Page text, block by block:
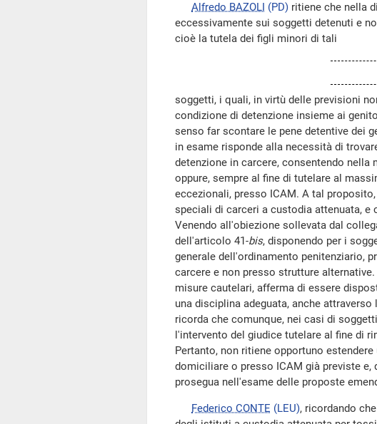
Alfredo BAZOLI (PD) ritiene che nella
eccessivamente sui soggetti detenuti e
cioè la tutela dei figli minori di tali
soggetti, i quali, in virtù delle previsioni
condizione di detenzione insieme ai
senso far scontare le pene detentive dei
in esame risponde alla necessità di
detenzione in carcere, consentendo
oppure, sempre al fine di tutelare al
eccezionali, presso ICAM. A tal
speciali di carceri a custodia attenuata,
Venendo all'obiezione sollevata dal
dell'articolo 41-bis, disponendo per i
generale dell'ordinamento penitenziario,
carcere e non presso strutture
misure cautelari, afferma di essere
una disciplina adeguata, anche
ricorda che comunque, nei casi di
l'intervento del giudice tutelare al fine di
Pertanto, non ritiene opportuno
domiciliare o presso ICAM già previste
prosegua nell'esame delle proposte
Federico CONTE (LEU), ricordando